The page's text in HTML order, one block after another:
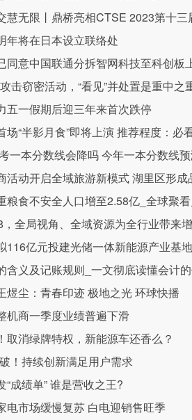
慧无限丨鼎桥亮相CTSE 2023第十三
年将在日本设立联络处
同意中国联通分拆智网科技至科创板
击窃密活动，“看见”并处置是重中之
五一假期后迎三年来首次跌停
场“半影月食”即将上演 推荐程度：必
一本分数线会降吗 今年一本分数线
活动开启全域旅游新模式 湖里区形
粮食不安全人口增至2.58亿_全球聚
全局视角、全域资源为全行业带来
116亿元投建光储一体新能源产业基
含义及记账规则_一文彻底读懂会计
煜尘：青春印迹 极地之光 环球快播
机商一季度业绩普遍下滑
取消绿牌特权，新能源车还香么？
！持续创新满足用户需求
“成绩单” 谁是营收之王?
电市场缓慢复苏 白电迎销售旺季